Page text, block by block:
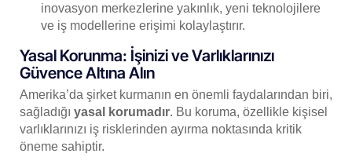
inovasyon merkezlerine yakınlık, yeni teknolojilere
ve iş modellerine erişimi kolaylaştırır.
Yasal Korunma: İşinizi ve Varlıklarınızı
Güvence Altına Alın
Amerika’da şirket kurmanın en önemli faydalarından biri,
sağladığı yasal korumadır. Bu koruma, özellikle kişisel
varlıklarınızı iş risklerinden ayırma noktasında kritik
öneme sahiptir.